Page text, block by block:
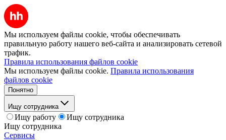
Мы используем файлы cookie, чтобы обеспечивать
правильную работу нашего веб-сайта и анализировать сетевой
трафик.
Правила использования файлов cookie
Мы используем файлы cookie. Правила использования
файлов cookie
Понятно
Ищу сотрудника
Ищу работу
Ищу сотрудника
Ищу сотрудника
Сервисы